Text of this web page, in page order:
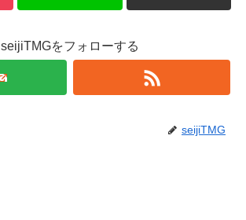
seijiTMGをフォローする
seijiTMG